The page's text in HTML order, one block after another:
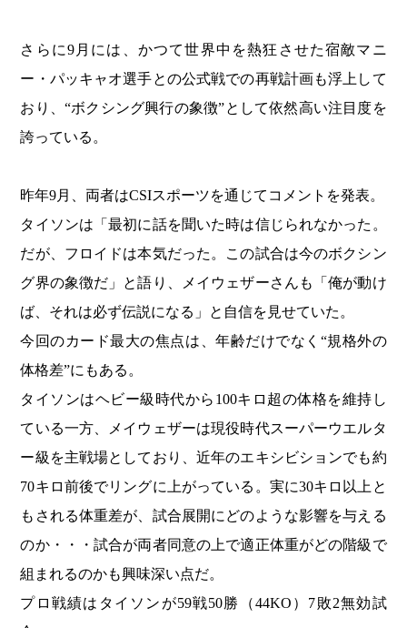
さらに9月には、かつて世界中を熱狂させた宿敵マニ
ー・パッキャオ選手との公式戦での再戦計画も浮上して
おり、“ボクシング興行の象徴”として依然高い注目度を
誇っている。
昨年9月、両者はCSIスポーツを通じてコメントを発表。
タイソンは「最初に話を聞いた時は信じられなかった。
だが、フロイドは本気だった。この試合は今のボクシン
グ界の象徴だ」と語り、メイウェザーさんも「俺が動け
ば、それは必ず伝説になる」と自信を見せていた。
今回のカード最大の焦点は、年齢だけでなく“規格外の
体格差”にもある。
タイソンはヘビー級時代から100キロ超の体格を維持し
ている一方、メイウェザーは現役時代スーパーウエルタ
ー級を主戦場としており、近年のエキシビションでも約
70キロ前後でリングに上がっている。実に30キロ以上と
もされる体重差が、試合展開にどのような影響を与える
のか・・・試合が両者同意の上で適正体重がどの階級で
組まれるのかも興味深い点だ。
プロ戦績はタイソンが59戦50勝（44KO）7敗2無効試